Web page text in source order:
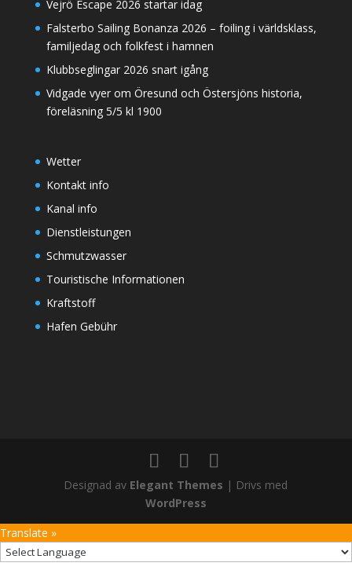
Vejrö Escape 2026 startar idag
Falsterbo Sailing Bonanza 2026 – foiling i världsklass,
familjedag och folkfest i hamnen
Klubbseglingar 2026 snart igång
Vidgade vyer om Öresund och Östersjöns historia,
föreläsning 5/5 kl 1900
Wetter
Kontakt info
Kanal info
Dienstleistungen
Schmutzwasser
Touristische Informationen
Kraftstoff
Hafen Gebühr
Designad av Elegant Themes | Drivs med
WordPress
Translate »